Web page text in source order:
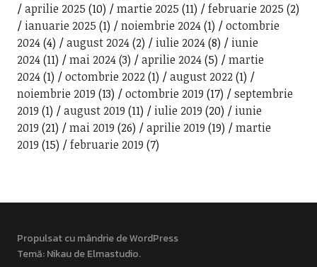
aprilie 2025 (10) martie 2025 (11) februarie 2025 (2)
ianuarie 2025 (1) noiembrie 2024(1)
octombrie
2024(4) august 2024(2) iulie 2024(8)
iunie
2024(11) mai 2024(3) aprilie 2024(5)
martie
2024(1) octombrie 2022(1) august 2022(1)
noiembrie 2019 (13) octombrie 2019 (17)
septembrie
2019 (1) august 2019 (11) iulie 2019 (20)
iunie
2019 (21) mai 2019 (26) aprilie 2019 (19)
martie
2019 (15) februarie 2019 (7)
Propulsat cu mândrie de WordPress
Temă: Nikau deElmastudio.